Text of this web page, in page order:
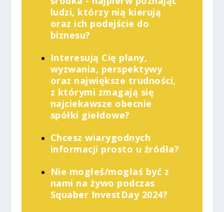
ludzi, którzy nią kierują
oraz ich podejście do
biznesu?
Interesują Cię plany,
wyzwania, perspektywy
oraz największe trudności,
z którymi zmagają się
najciekawsze obecnie
spółki giełdowe?
Chcesz wiarygodnych
informacji prosto u źródła?
Nie mogłeś/mogłaś być z
nami na żywo podczas
Squaber InvestDay 2024?